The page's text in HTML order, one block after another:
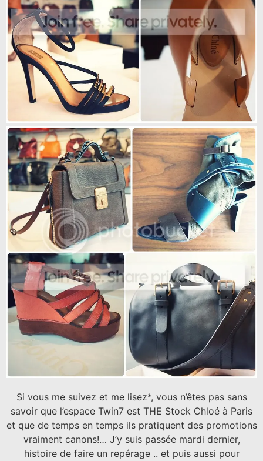
Si vous me suivez et me lisez*, vous n’êtes pas sans
savoir que l’espace Twin7 est THE Stock Chloé à Paris
et que de temps en temps ils pratiquent des promotions
vraiment canons!… J’y suis passée mardi dernier,
histoire de faire un repérage .. et puis aussi pour